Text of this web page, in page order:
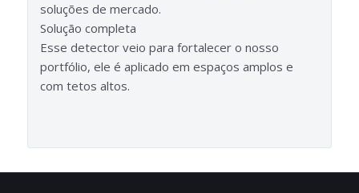
soluções de mercado.
Solução completa
Esse detector veio para fortalecer o nosso
portfólio, ele é aplicado em espaços amplos e
com tetos altos.